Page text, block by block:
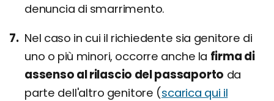
denuncia di smarrimento.
Nel caso in cui il richiedente sia genitore di
uno o più minori, occorre anche la firma di
assenso al rilascio del passaporto da
parte dell'altro genitore (scarica qui il